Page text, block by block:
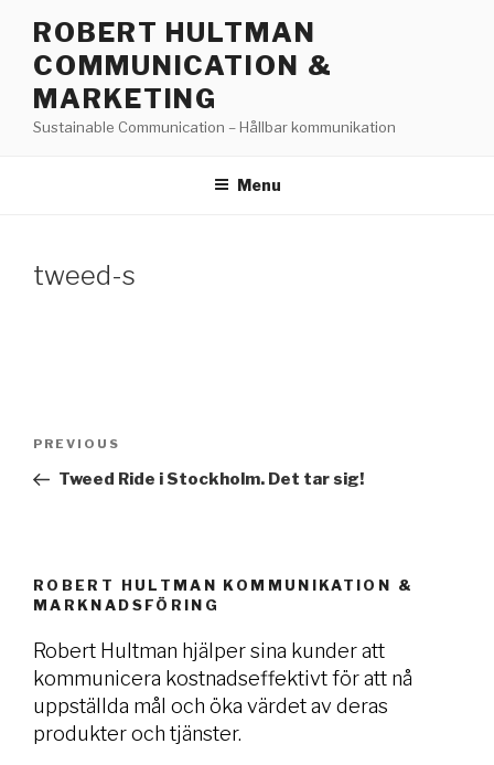
content
ROBERT HULTMAN
COMMUNICATION &
MARKETING
Sustainable Communication – Hållbar kommunikation
Menu
tweed-s
Post
Previous
Post
PREVIOUS
Tweed Ride i Stockholm. Det tar sig!
ROBERT HULTMAN KOMMUNIKATION &
MARKNADSFÖRING
Robert Hultman hjälper sina kunder att
kommunicera kostnadseffektivt för att nå
uppställda mål och öka värdet av deras
produkter och tjänster.